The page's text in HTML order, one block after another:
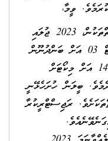
ވީމާ،
މިބީލަމުގައި ބައިވެރިވާން އެދޭ ފަރާތްތަކުން، 2023 ޖުލައި
23 އިން ފެށިގެން 2023 އޮގަސްޓް 03 އަށް ބަންދުނޫން
ކޮންމެ ދުވަހަކު 08:00 އިން 14:00 އަށް މިކޯޓަށް
ބީލަން ހުށަހެޅޭނީ
ރަޖިސްޓްރީކުރާ